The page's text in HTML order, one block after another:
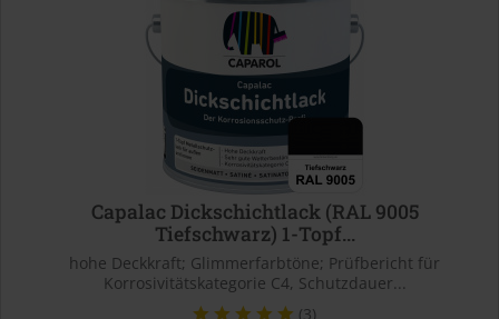
Capalac Dickschichtlack (RAL 9005
Tiefschwarz) 1-Topf...
hohe Deckkraft; Glimmerfarbtöne; Prüfbericht für
Korrosivitätskategorie C4, Schutzdauer...
(3)